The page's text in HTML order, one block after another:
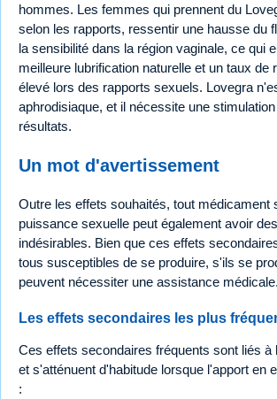
hommes. Les femmes qui prennent du
selon les rapports, ressentir une hausse du
la sensibilité dans la région vaginale, ce qui
meilleure lubrification naturelle et un taux de
élevé lors des rapports sexuels. Lovegra
aphrodisiaque, et il nécessite une
résultats.
Un mot d'avertissement
Outre les effets souhaités, tout médicament
puissance sexuelle peut également avoir
indésirables. Bien que ces effets
tous susceptibles de se produire, s'ils se
peuvent nécessiter une assistance médicale.
Les effets secondaires les plus
Ces effets secondaires fréquents sont liés à
et s'atténuent d'habitude lorsque l'apport en
: